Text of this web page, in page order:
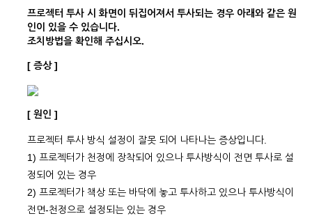
프로젝터 투사 시 화면이 뒤집어져서 투사되는 경우 아래와 같은 원
인이 있을 수 있습니다.
조치방법을 확인해 주십시오.
[ 증상 ]
[ 원인 ]
프로젝터 투사 방식 설정이 잘못 되어 나타나는 증상입니다.
1) 프로젝터가 천정에 장착되어 있으나 투사방식이 전면 투사로 설
정되어 있는 경우
2) 프로젝터가 책상 또는 바닥에 놓고 투사하고 있으나 투사방식이
전면-천정으로 설정되는 있는 경우